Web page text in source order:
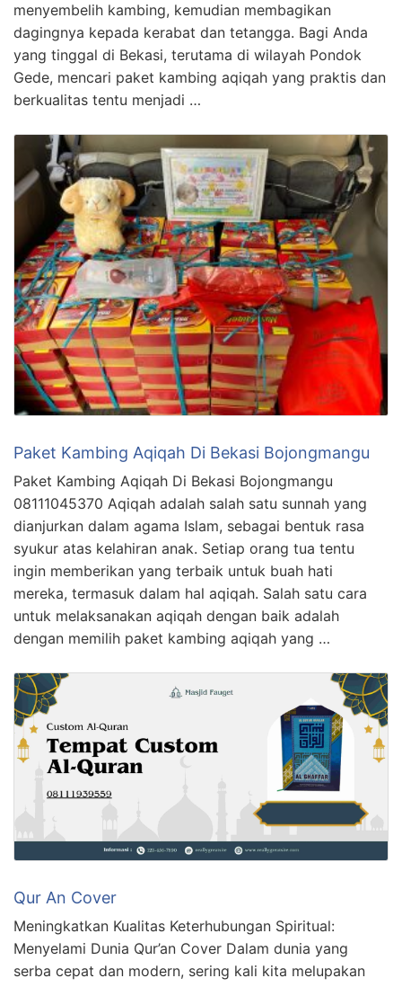
menyembelih kambing, kemudian membagikan
dagingnya kepada kerabat dan tetangga. Bagi Anda
yang tinggal di Bekasi, terutama di wilayah Pondok
Gede, mencari paket kambing aqiqah yang praktis dan
berkualitas tentu menjadi …
Paket Kambing Aqiqah Di Bekasi Bojongmangu
Paket Kambing Aqiqah Di Bekasi Bojongmangu
08111045370 Aqiqah adalah salah satu sunnah yang
dianjurkan dalam agama Islam, sebagai bentuk rasa
syukur atas kelahiran anak. Setiap orang tua tentu
ingin memberikan yang terbaik untuk buah hati
mereka, termasuk dalam hal aqiqah. Salah satu cara
untuk melaksanakan aqiqah dengan baik adalah
dengan memilih paket kambing aqiqah yang …
Qur An Cover
Meningkatkan Kualitas Keterhubungan Spiritual:
Menyelami Dunia Qur’an Cover Dalam dunia yang
serba cepat dan modern, sering kali kita melupakan